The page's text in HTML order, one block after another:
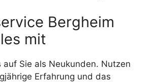
Bergheim
mit
auf Sie als Neukunden. Nutzen
Erfahrung und das